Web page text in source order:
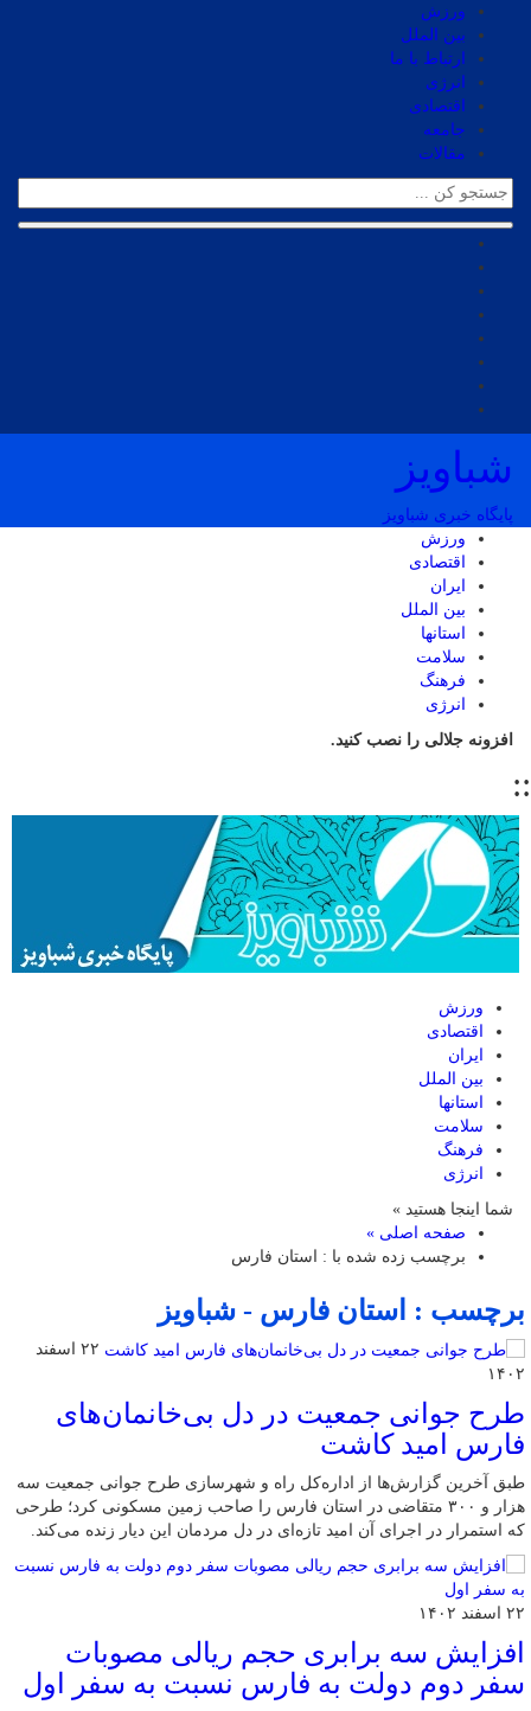
ورزش
بین الملل
ارتباط با ما
انرژی
اقتصادی
جامعه
مقالات
شباویز
پایگاه خبری شباویز
ورزش
اقتصادی
ایران
بین الملل
استانها
سلامت
فرهنگ
انرژی
افزونه جلالی را نصب کنید.
::
ورزش
اقتصادی
ایران
بین الملل
استانها
سلامت
فرهنگ
انرژی
شما اینجا هستید »
صفحه اصلی »
برچسب زده شده با : استان فارس
برچسب : استان فارس - شباویز
۲۲ اسفند
۱۴۰۲
طرح جوانی جمعیت در دل بی‌خانمان‌های
فارس امید کاشت
طبق آخرین گزارش‌ها از اداره‌کل راه و شهرسازی طرح جوانی جمعیت سه
هزار و ۳۰۰ متقاضی در استان فارس را صاحب زمین مسکونی کرد؛ طرحی
که استمرار در اجرای آن امید تازه‌ای در دل مردمان این دیار زنده می‌کند.
۲۲ اسفند ۱۴۰۲
افزایش سه برابری حجم ریالی مصوبات
سفر دوم دولت به فارس نسبت به سفر اول